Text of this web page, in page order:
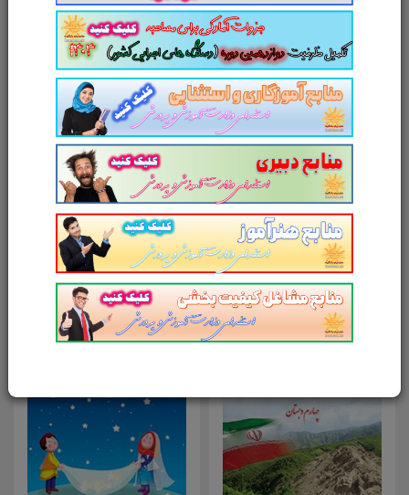
آدرس وب‌سایت
امتیاز شما به محصول
ارسال دیدگاه انصراف
محصولات مرتبط